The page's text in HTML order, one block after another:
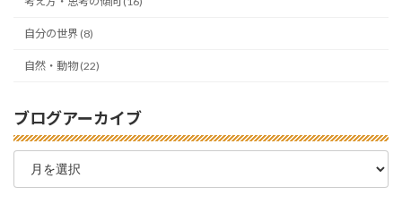
自分の世界 (8)
自然・動物 (22)
ブログアーカイブ
ブ
グ